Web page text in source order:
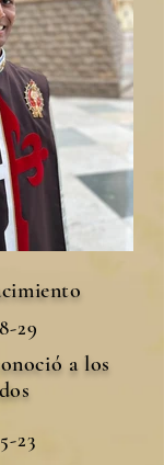
29
a los
23